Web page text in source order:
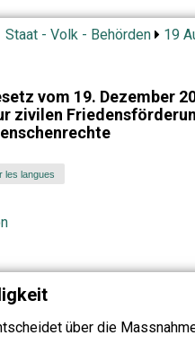
Staat - Volk - Behörden
19
vom 19. Dezember
zivilen
les langues
über die